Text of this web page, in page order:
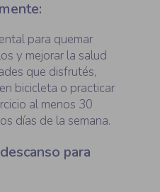
para quemar
y mejorar la salud
que disfrutés,
bicicleta o practicar
al menos 30
días de la semana.
para